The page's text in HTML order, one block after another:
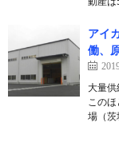
アイ
働、
大量
この
場（